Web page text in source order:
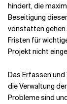
hindert, die
Beseitigung
vonstatten
Fristen für
Projekt nicht
Das Erfassen und
die Verwaltung
Probleme sind